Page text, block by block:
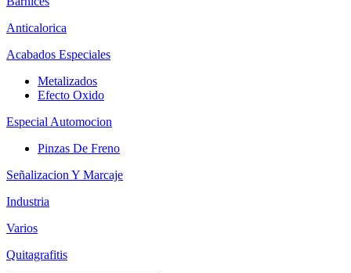
Anticalorica
Acabados Especiales
Metalizados
Efecto Oxido
Especial Automocion
Pinzas De Freno
Señalizacion Y Marcaje
Industria
Varios
Quitagrafitis